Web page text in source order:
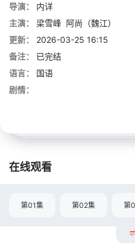
导演：
内详
主演：
梁雪峰 阿尚（魏江）
更新：
2026-03-25 16:15
备注：
已完结
语言：
国语
剧情：
在线观看
第01集 第02集 第